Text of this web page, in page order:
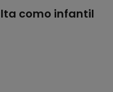
como infantil